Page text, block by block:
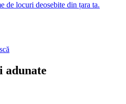
de locuri deosebite din țara ta.
adunate